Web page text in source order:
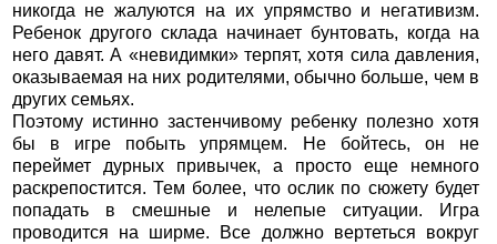
никогда не жалуются на их упрямство и негативизм.
Ребенок другого склада начинает бунтовать, когда на
него давят. А «невидимки» терпят, хотя сила давления,
оказываемая на них родителями, обычно больше, чем в
других семьях.
Поэтому истинно застенчивому ребенку полезно хотя
бы в игре побыть упрямцем. Не бойтесь, он не
переймет дурных привычек, а просто еще немного
раскрепостится. Тем более, что ослик по сюжету будет
попадать в смешные и нелепые ситуации. Игра
проводится на ширме. Все должно вертеться вокруг